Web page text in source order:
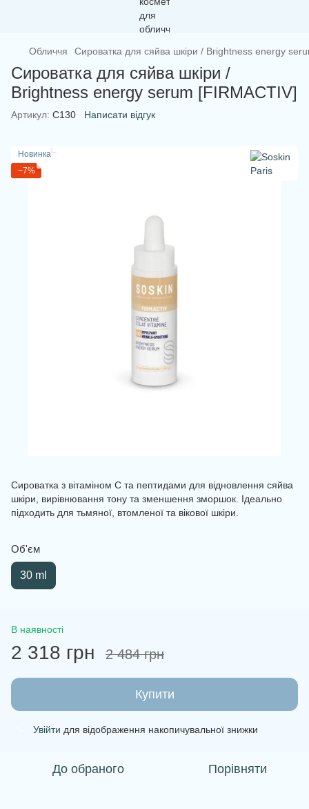
Обличчя Сироватка для сяйва шкіри / Brightness energy
Сироватка для сяйва шкіри /
Brightness energy serum [FIRMACTIV]
Артикул: С130 Написати відгук
Новинка
−7%
Сироватка з вітаміном С та пептидами для відновлення сяйва
шкіри, вирівнювання тону та зменшення зморшок. Ідеально
підходить для тьмяної, втомленої та вікової шкіри.
Об'єм
30 ml
В наявності
2 318 грн 2 484 грн
Купити
Увійти для відображення накопичувальної знижки
До обраного Порівняти